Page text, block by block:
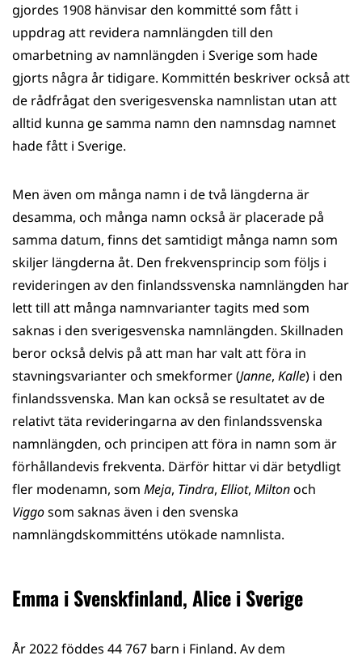
gjordes 1908 hänvisar den kommitté som fått i
uppdrag att revidera namnlängden till den
omarbetning av namnlängden i Sverige som hade
gjorts några år tidigare. Kommittén beskriver också att
de rådfrågat den sverigesvenska namnlistan utan att
alltid kunna ge samma namn den namnsdag namnet
hade fått i Sverige.
Men även om många namn i de två längderna är
desamma, och många namn också är placerade på
samma datum, finns det samtidigt många namn som
skiljer längderna åt. Den frekvensprincip som följs i
revideringen av den finlandssvenska namnlängden har
lett till att många namnvarianter tagits med som
saknas i den sverigesvenska namnlängden. Skillnaden
beror också delvis på att man har valt att föra in
stavningsvarianter och smekformer (Janne, Kalle) i den
finlandssvenska. Man kan också se resultatet av de
relativt täta revideringarna av den finlandssvenska
namnlängden, och principen att föra in namn som är
förhållandevis frekventa. Därför hittar vi där betydligt
fler modenamn, som Meja, Tindra, Elliot, Miltonoch
Viggosom saknas även i den svenska
namnlängdskommitténs utökade namnlista.
Emma i Svenskfinland, Alice i Sverige
År 2022 föddes 44 767 barn i Finland. Av dem